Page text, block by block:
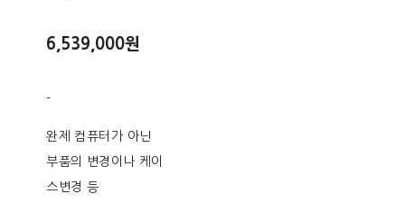
6,539,000원
-
완제 컴퓨터가 아닌
부품의 변경이나 케이
스변경 등